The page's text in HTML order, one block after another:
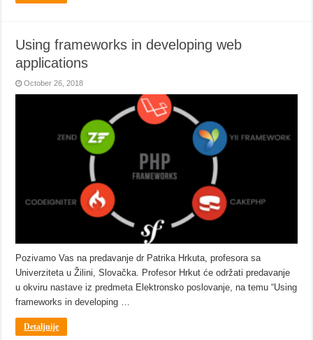
Using frameworks in developing web
applications
October 26, 2018
Pozivamo Vas na predavanje dr Patrika Hrkuta, profesora sa
Univerziteta u Žilini, Slovačka. Profesor Hrkut će održati predavanje
u okviru nastave iz predmeta Elektronsko poslovanje, na temu “Using
frameworks in developing …
Detaljnije